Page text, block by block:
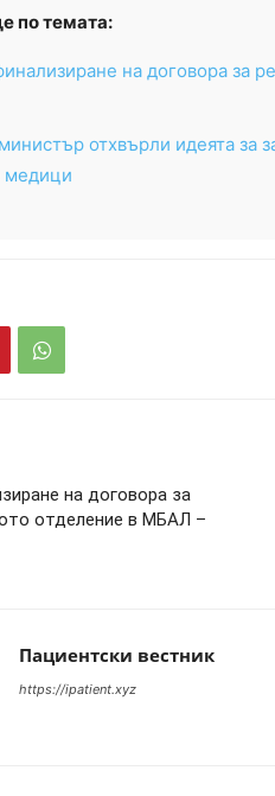
по темата:
на договора за
отхвърли идеята
медици
на договора за
отделение в МБАЛ –
Пациентски вестник
https://ipatient.xyz